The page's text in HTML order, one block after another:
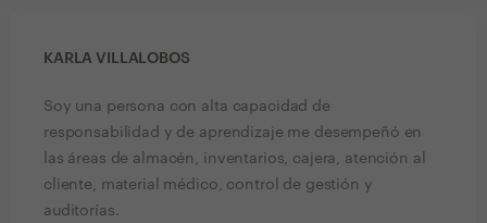
KARLA VILLALOBOS
Soy una persona con alta capacidad de
responsabilidad y de aprendizaje me desempeñó en
las áreas de almacén, inventarios, cajera, atención al
cliente, material médico, control de gestión y
auditorías.